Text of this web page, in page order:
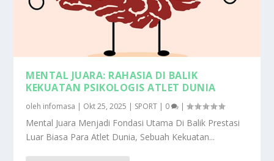
MENTAL JUARA: RAHASIA DI BALIK
KEKUATAN PSIKOLOGIS ATLET DUNIA
oleh infomasa | Okt 25, 2025 | SPORT | 0 |
Mental Juara Menjadi Fondasi Utama Di Balik Prestasi
Luar Biasa Para Atlet Dunia, Sebuah Kekuatan...